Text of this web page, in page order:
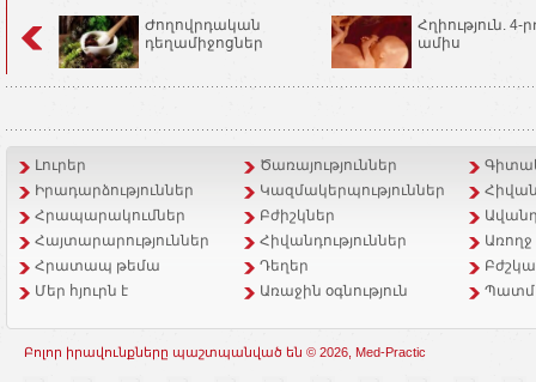
Ժողովրդական
դեղամիջոցներ
Հղիություն. 4-
ամիս
Լուրեր Ծառայություններ
Իրադարձություններ
Կազմակերպություններ
Հրապարակումներ
Բժիշկներ
Հայտարարություններ
Հիվանդություններ
Հրատապ թեմա
Դեղեր
Մեր հյուրն է
Առաջին օգնություն
Բոլոր իրավունքները պաշտպանված են © 2026, Med-Practic